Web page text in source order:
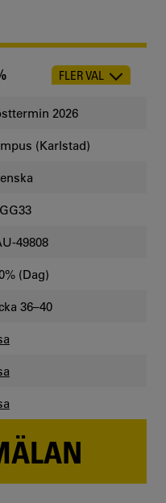
FLER VAL
2026
(Karlstad)
49808
(Dag)
36–40